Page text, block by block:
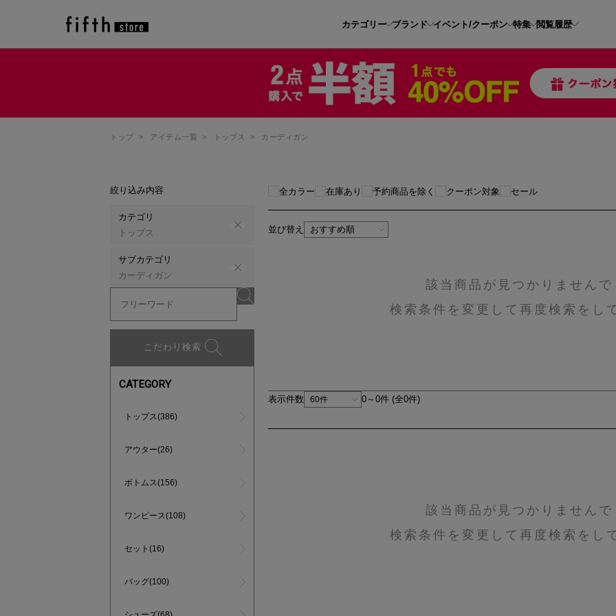
カテゴリー ブランド イベント/クーポン 特集 閲覧履歴
トップ > アイテム一覧 > トップス > カーディガン
絞り込み内容
カテゴリ
トップス
サブカテゴリ
カーディガン
こだわり検索
CATEGORY
トップス(386)
アウター(26)
ボトムス(156)
ワンピース(108)
セット(16)
バッグ(100)
全カラー 在庫あり 予約商品を除く クーポン対象 セール
並び替え
該当商品が見つかりませんで
検索条件を変更して再度検索をし
表示件数 0～0件 (全0件)
該当商品が見つかりませんで
検索条件を変更して再度検索をし